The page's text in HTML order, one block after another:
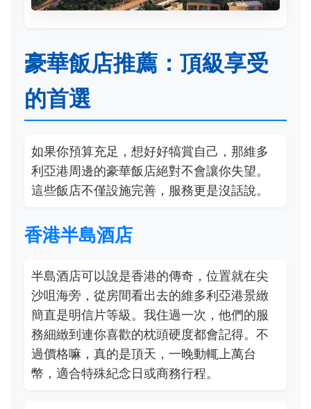
豪華飯店推薦：頂級享受
的首選
如果你預算充足，想好好犒賞自己，那維多
利亞港周邊的豪華飯店絕對不會讓你失望。
這些飯店不僅設施完善，服務更是沒話說。
香港半島酒店
半島酒店可以說是香港的傳奇，位置就在尖
沙咀海旁，從房間看出去的維多利亞港景緻
簡直是明信片等級。我住過一次，他們的服
務細緻到連你喜歡的枕頭硬度都會記得。不
過價格嘛，真的是頂天，一晚動輒上萬台
幣，適合特殊紀念日或商務行程。